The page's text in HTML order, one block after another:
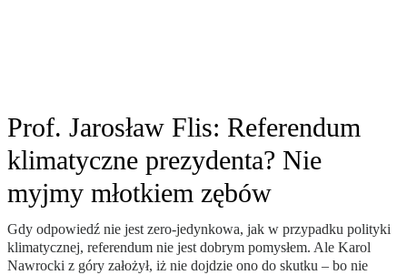
Prof. Jarosław Flis: Referendum
klimatyczne prezydenta? Nie
myjmy młotkiem zębów
Gdy odpowiedź nie jest zero-jedynkowa, jak w przypadku polityki
klimatycznej, referendum nie jest dobrym pomysłem. Ale Karol
Nawrocki z góry założył, iż nie dojdzie ono do skutku – bo nie